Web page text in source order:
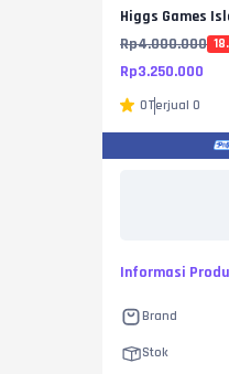
Higgs Games
Rp4.000.000
Rp3.250.000
0Terjual 0
Informasi
Brand
Stok